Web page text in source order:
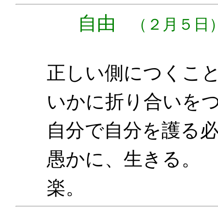
自由 （２月５日
正しい側につくこ
いかに折り合いを
自分で自分を護る
愚かに、生きる。
楽。